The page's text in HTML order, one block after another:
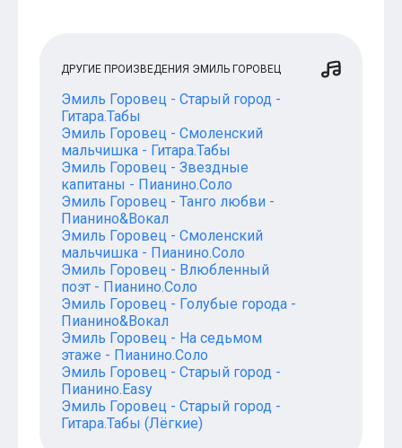
ДРУГИЕ ПРОИЗВЕДЕНИЯ ЭМИЛЬ ГОРОВЕЦ
Эмиль Горовец - Старый город -
Гитара.Табы
Эмиль Горовец - Смоленский
мальчишка - Гитара.Табы
Эмиль Горовец - Звездные
капитаны - Пианино.Соло
Эмиль Горовец - Танго любви -
Пианино&Вокал
Эмиль Горовец - Смоленский
мальчишка - Пианино.Соло
Эмиль Горовец - Влюбленный
поэт - Пианино.Соло
Эмиль Горовец - Голубые города -
Пианино&Вокал
Эмиль Горовец - На седьмом
этаже - Пианино.Соло
Эмиль Горовец - Старый город -
Пианино.Easy
Эмиль Горовец - Старый город -
Гитара.Табы (Лёгкие)